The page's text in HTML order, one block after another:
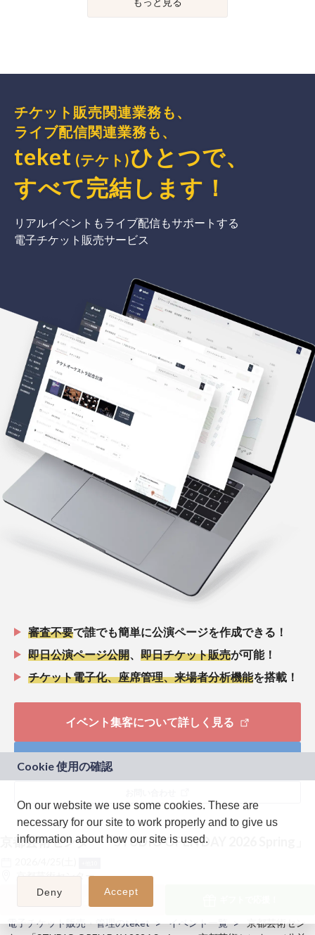
チケット販売関連業務も、
ライブ配信関連業務も、
teket (テケト)ひとつで、
すべて完結 します ！
リアルイベントもライブ配信もサポートする
電子チケット販売サービス
審査不要で誰でも簡単に公演ページを作成できる！
即日公演ページ公開
即日チケット販売が可能！
チケット電子化、座席管理、来場者分析機能を搭載！
イベント集客について詳しく見る
ライブ配信について詳しく見る
京都芸術センター「STUDIO OPEN DAY 2026 Spring」
京都芸術センター
終了しました
電子チケット販売・管理のteket イベント一覧
京都芸術セン
On our website we use some cookies. These are
necessary for our site to work properly and to give us
information about how our site is used.
Deny Accept